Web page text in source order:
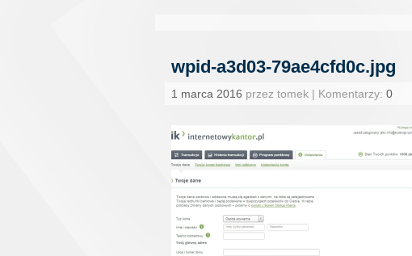
wpid-a3d03-79ae4cfd0c.jpg
1 marca 2016 przez tomek | Komentarzy: 0